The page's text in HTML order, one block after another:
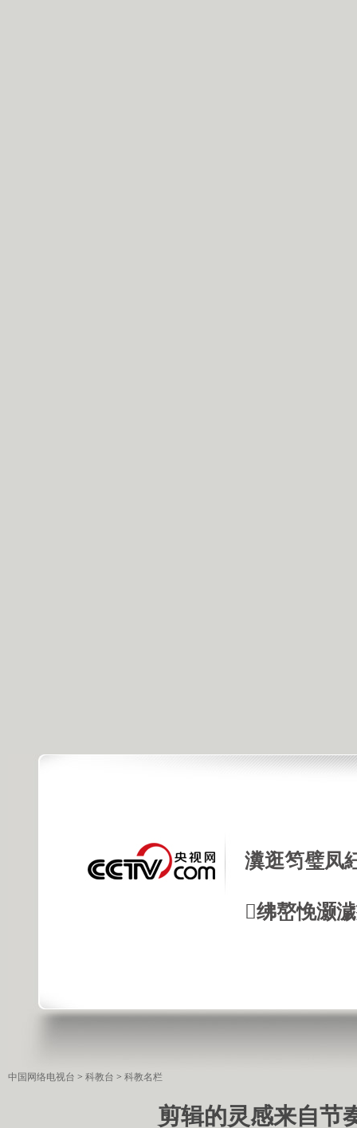
瀵逛笉璧凤
绋嶅悗灏
中国网络电视台 > 科教台 > 科教名栏
剪辑的灵感来自节